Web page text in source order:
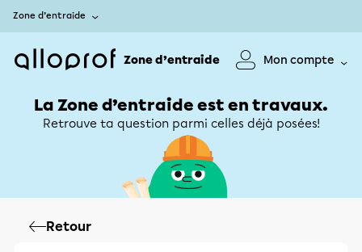
Zone d’entraide
Zone d’entraide Mon compte
La Zone d’entraide est en travaux.
Retrouve ta question parmi celles déjà posées!
Retour